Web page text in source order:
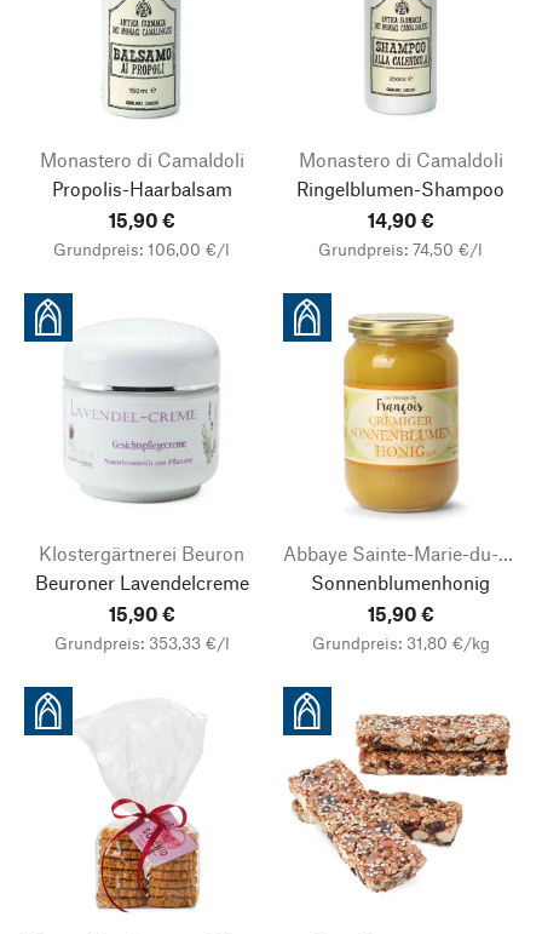
Monastero di Camaldoli
Propolis-Haarbalsam
15,90 €
Grundpreis: 106,00 €/l
Monastero di Camaldoli
Ringelblumen-Shampoo
14,90 €
Grundpreis: 74,50 €/l
Klostergärtnerei Beuron
Beuroner Lavendelcreme
15,90 €
Grundpreis: 353,33 €/l
Abbaye Sainte-Marie-du-Désert
Sonnenblumenhonig
15,90 €
Grundpreis: 31,80 €/kg